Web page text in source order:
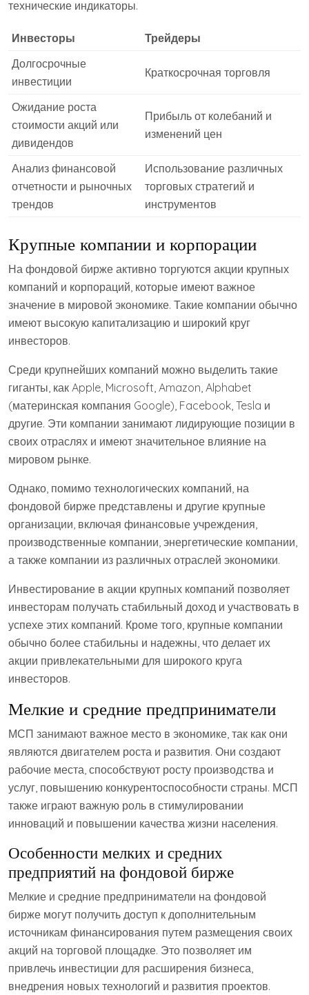
технические индикаторы.
Инвесторы
Трейдеры
Долгосрочные
инвестиции
Краткосрочная торговля
Ожидание роста
стоимости акций или
дивидендов
Прибыль от колебаний и
изменений цен
Анализ финансовой
отчетности и рыночных
трендов
Использование различных
торговых стратегий и
инструментов
Крупные компании и корпорации
На фондовой бирже активно торгуются акции крупных
компаний и корпораций, которые имеют важное
значение в мировой экономике. Такие компании обычно
имеют высокую капитализацию и широкий круг
инвесторов.
Среди крупнейших компаний можно выделить такие
гиганты, как Apple, Microsoft, Amazon, Alphabet
(материнская компания Google), Facebook, Tesla и
другие. Эти компании занимают лидирующие позиции в
своих отраслях и имеют значительное влияние на
мировом рынке.
Однако, помимо технологических компаний, на
фондовой бирже представлены и другие крупные
организации, включая финансовые учреждения,
производственные компании, энергетические компании,
а также компании из различных отраслей экономики.
Инвестирование в акции крупных компаний позволяет
инвесторам получать стабильный доход и участвовать в
успехе этих компаний. Кроме того, крупные компании
обычно более стабильны и надежны, что делает их
акции привлекательными для широкого круга
инвесторов.
Мелкие и средние предприниматели
МСП занимают важное место в экономике, так как они
являются двигателем роста и развития. Они создают
рабочие места, способствуют росту производства и
услуг, повышению конкурентоспособности страны. МСП
также играют важную роль в стимулировании
инноваций и повышении качества жизни населения.
Особенности мелких и средних
предприятий на фондовой бирже
Мелкие и средние предприниматели на фондовой
бирже могут получить доступ к дополнительным
источникам финансирования путем размещения своих
акций на торговой площадке. Это позволяет им
привлечь инвестиции для расширения бизнеса,
внедрения новых технологий и развития проектов.